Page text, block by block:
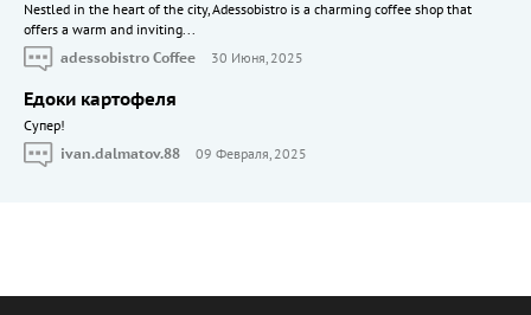
Nestled in the heart of the city, Adessobistro is a charming coffee shop that
offers a warm and inviting...
adessobistro Coffee
30 Июня, 2025
Едоки картофеля
Cупер!
ivan.dalmatov.88
09 Февраля, 2025